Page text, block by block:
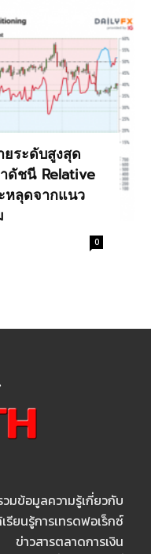
ระดับสูงสุด
ดัชนี Relative
หลุดจากแนว
0
วมข้อมูลความรู้เกี่ยวกับ
ยนรู้การเทรดฟอเร็กซ์
วสารตลาดการเงิน